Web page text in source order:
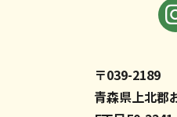
〒039-2189
青森県上北郡